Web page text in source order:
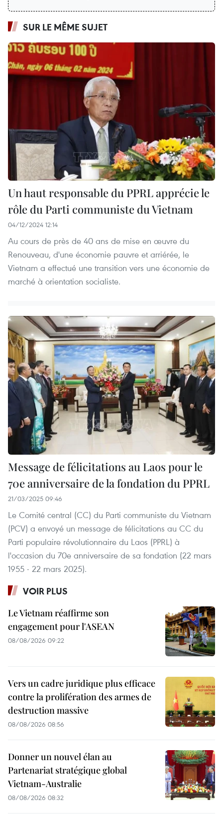
SUR LE MÊME SUJET
Un haut responsable du PPRL apprécie le
rôle du Parti communiste du Vietnam
04/12/2024 12:14
Au cours de près de 40 ans de mise en œuvre du
Renouveau, d'une économie pauvre et arriérée, le
Vietnam a effectué une transition vers une économie de
marché à orientation socialiste.
Message de félicitations au Laos pour le
70e anniversaire de la fondation du PPRL
21/03/2025 09:46
Le Comité central (CC) du Parti communiste du Vietnam
(PCV) a envoyé un message de félicitations au CC du
Parti populaire révolutionnaire du Laos (PPRL) à
l'occasion du 70e anniversaire de sa fondation (22 mars
1955 - 22 mars 2025).
VOIR PLUS
Le Vietnam réaffirme son
engagement pour l'ASEAN
08/08/2026 09:22
Vers un cadre juridique plus efficace
contre la prolifération des armes de
destruction massive
08/08/2026 08:56
Donner un nouvel élan au
Partenariat stratégique global
Vietnam-Australie
08/08/2026 08:32